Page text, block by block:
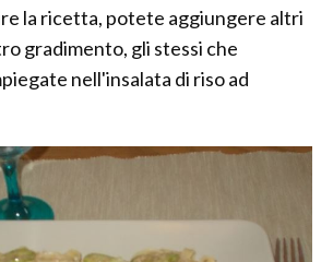
la ricetta, potete aggiungere altri
gradimento, gli stessi che
nell'insalata di riso ad